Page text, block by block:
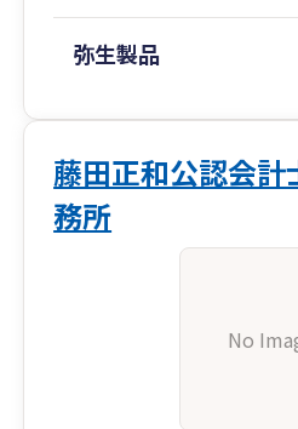
弥生製品
藤田正和公認会
務所
No